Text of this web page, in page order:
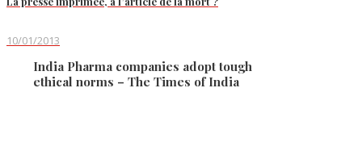
10/01/2013
India Pharma companies adopt tough
ethical norms – The Times of India